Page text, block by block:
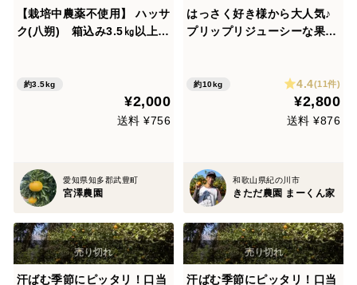
【栽培中農薬不使用】 ハッサ
ク(八朔) 箱込み3.5㎏以上
約3.5kg
¥2,000
送料 ¥756
愛知県知多郡武豊町
宮澤農園
はっさく好き様から大人気♪
プリップリジューシーな果肉
約10kg 4.4(11件)
¥2,800
送料 ¥876
和歌山県紀の川市
きただ農園 まーくん家
汗ばむ季節にピッタリ！口当 汗ばむ季節にピッタリ！口当